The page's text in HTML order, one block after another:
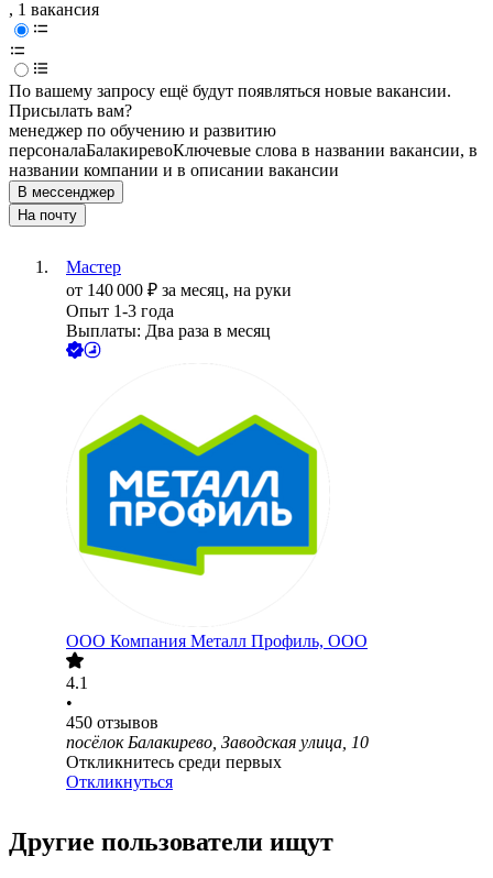
, 1 вакансия
По вашему запросу ещё будут появляться новые вакансии.
Присылать вам?
менеджер по обучению и развитию
персоналаБалакиревоКлючевые слова в названии вакансии, в
названии компании и в описании вакансии
В мессенджер
На почту
Мастер
от 140 000 ₽ за месяц, на руки
Опыт 1-3 года
Выплаты: Два раза в месяц
ООО Компания Металл Профиль, OOO
4.1
•
450 отзывов
посёлок Балакирево, Заводская улица, 10
Откликнитесь среди первых
Откликнуться
Другие пользователи ищут